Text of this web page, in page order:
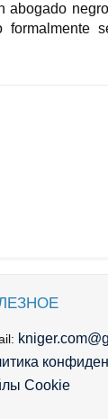
formalmente
Cookie